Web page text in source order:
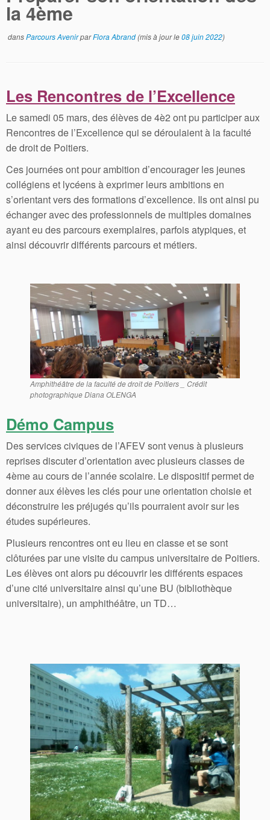
la 4ème
dansParcours AvenirparFlora Abrand(mis à jour le08 juin 2022)
Les Rencontres de l’Excellence
Le samedi 05 mars, des élèves de 4è2 ont pu participer aux
Rencontres de l’Excellence qui se déroulaient à la faculté
de droit de Poitiers.
Ces journées ont pour ambition d’encourager les jeunes
collégiens et lycéens à exprimer leurs ambitions en
s’orientant vers des formations d’excellence. Ils ont ainsi pu
échanger avec des professionnels de multiples domaines
ayant eu des parcours exemplaires, parfois atypiques, et
ainsi découvrir différents parcours et métiers.
Amphithéâtre de la faculté de droit de Poitiers _ Crédit
photographique Diana OLENGA
Démo Campus
Des services civiques de l’AFEV sont venus à plusieurs
reprises discuter d’orientation avec plusieurs classes de
4ème au cours de l’année scolaire. Le dispositif permet de
donner aux élèves les clés pour une orientation choisie et
déconstruire les préjugés qu’ils pourraient avoir sur les
études supérieures.
Plusieurs rencontres ont eu lieu en classe et se sont
clôturées par une visite du campus universitaire de Poitiers.
Les élèves ont alors pu découvrir les différents espaces
d’une cité universitaire ainsi qu’une BU (bibliothèque
universitaire), un amphithéâtre, un TD…